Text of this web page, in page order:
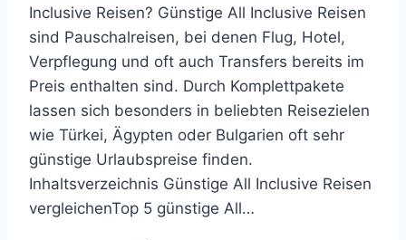
Inclusive Reisen? Günstige All Inclusive Reisen
sind Pauschalreisen, bei denen Flug, Hotel,
Verpflegung und oft auch Transfers bereits im
Preis enthalten sind. Durch Komplettpakete
lassen sich besonders in beliebten Reisezielen
wie Türkei, Ägypten oder Bulgarien oft sehr
günstige Urlaubspreise finden.
Inhaltsverzeichnis Günstige All Inclusive Reisen
vergleichenTop 5 günstige All…